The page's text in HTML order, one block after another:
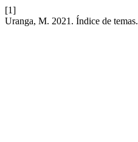
[1]
Uranga, M. 2021. Índice de temas.